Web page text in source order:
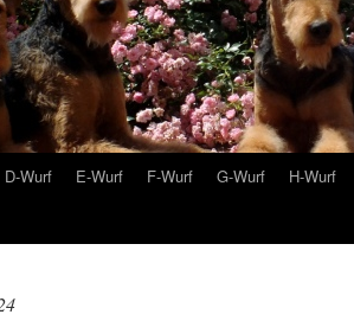
D-Wurf E-Wurf F-Wurf G-Wurf H-Wurf